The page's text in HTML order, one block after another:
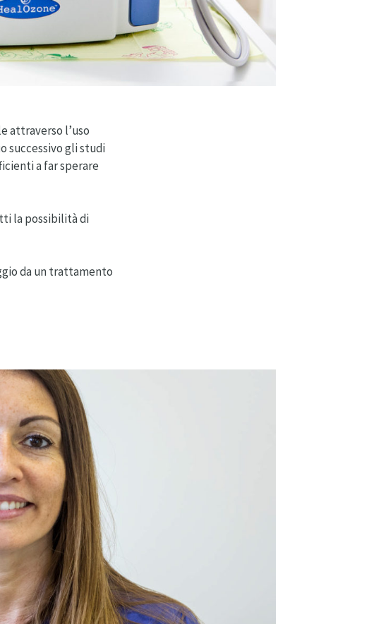
attraverso l’uso
successivo gli studi
a far sperare
la possibilità di
da un trattamento